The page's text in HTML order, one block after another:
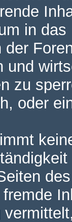
in
und
zu
oder